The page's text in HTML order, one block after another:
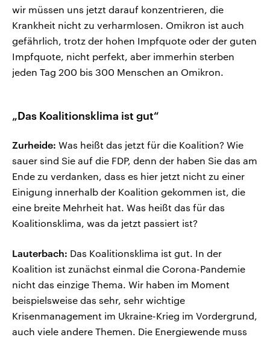
wir müssen uns jetzt darauf konzentrieren, die
Krankheit nicht zu verharmlosen. Omikron ist auch
gefährlich, trotz der hohen Impfquote oder der guten
Impfquote, nicht perfekt, aber immerhin sterben
jeden Tag 200 bis 300 Menschen an Omikron.
„Das Koalitionsklima ist gut“
Zurheide: Was heißt das jetzt für die Koalition? Wie
sauer sind Sie auf die FDP, denn der haben Sie das am
Ende zu verdanken, dass es hier jetzt nicht zu einer
Einigung innerhalb der Koalition gekommen ist, die
eine breite Mehrheit hat. Was heißt das für das
Koalitionsklima, was da jetzt passiert ist?
Lauterbach: Das Koalitionsklima ist gut. In der
Koalition ist zunächst einmal die Corona-Pandemie
nicht das einzige Thema. Wir haben im Moment
beispielsweise das sehr, sehr wichtige
Krisenmanagement im Ukraine-Krieg im Vordergrund,
auch viele andere Themen. Die Energiewende muss